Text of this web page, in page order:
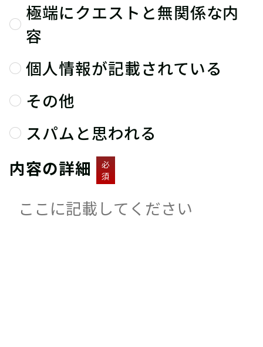
極端にクエストと無関係な内
容
個人情報が記載されている
その他
スパムと思われる
内容の詳細
必
須